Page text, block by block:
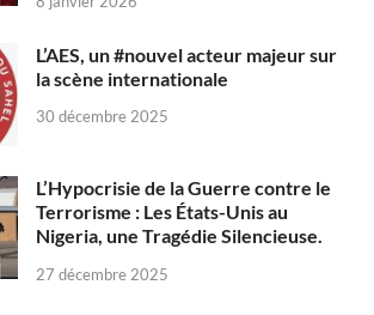
L’AES, un #nouvel acteur majeur sur
la scène internationale
30 décembre 2025
L’Hypocrisie de la Guerre contre le
Terrorisme : Les États-Unis au
Nigeria, une Tragédie Silencieuse.
27 décembre 2025